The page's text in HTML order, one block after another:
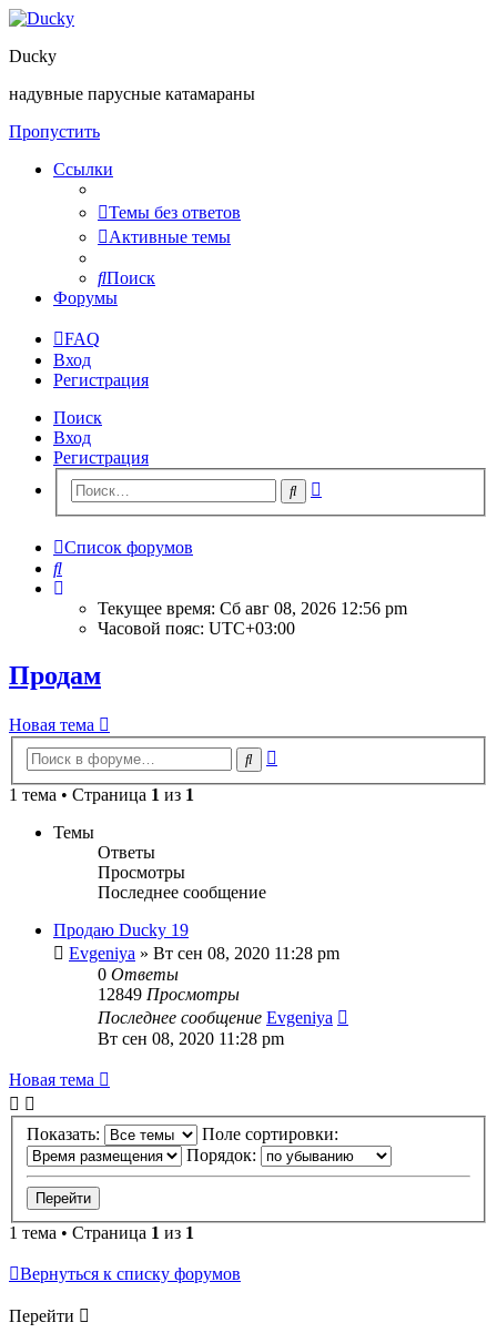
Ducky
надувные парусные катамараны
Пропустить
Ссылки
Темы без ответов
Активные темы
Поиск
Форумы
FAQ
Вход
Регистрация
Поиск
Вход
Регистрация
Поиск
Список форумов
Поиск
Текущее время: Сб авг 08, 2026 12:56 pm
Часовой пояс: UTC+03:00
Продам
Новая тема
Поиск
1 тема • Страница 1 из 1
Темы
Ответы
Просмотры
Последнее сообщение
Продаю Ducky 19
Evgeniya » Вт сен 08, 2020 11:28 pm
0 Ответы
12849 Просмотры
Последнее сообщение Evgeniya
Вт сен 08, 2020 11:28 pm
Новая тема
Показать:
Поле сортировки:
Порядок:
1 тема • Страница 1 из 1
Вернуться к списку форумов
Перейти